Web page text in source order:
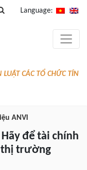
Language:
CÁC TỔ CHỨC TÍN
ANVI
Hãy để tài chính
thị trường